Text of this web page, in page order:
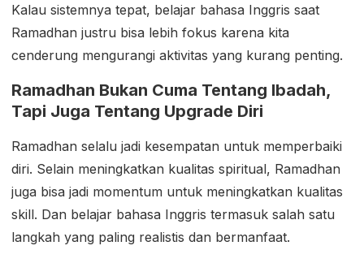
Kalau sistemnya tepat, belajar bahasa Inggris saat
Ramadhan justru bisa lebih fokus karena kita
cenderung mengurangi aktivitas yang kurang penting.
Ramadhan Bukan Cuma Tentang Ibadah,
Tapi Juga Tentang Upgrade Diri
Ramadhan selalu jadi kesempatan untuk memperbaiki
diri. Selain meningkatkan kualitas spiritual, Ramadhan
juga bisa jadi momentum untuk meningkatkan kualitas
skill. Dan belajar bahasa Inggris termasuk salah satu
langkah yang paling realistis dan bermanfaat.